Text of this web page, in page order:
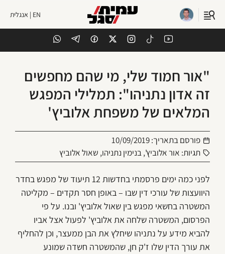
EN | אנגלית
"אור חמוד שלי, מי שהם מחפשים
זה אדון נתניהו": תמלילי המפגש
המלאים של משפחת אלוביץ'
פורסם בתאריך:10/09/2019
תגיות: אור אלוביץ',בנימין נתניהו, שאול אלוביץ
לפני כמה ימים פרסמתי בחדשות 12 תיעוד של מפגש בחדר
היוועצות של עורכי דין שבו – באופן חסר תקדים – מקליטה
המשטרה בחשאי מפגש בין שאול אלוביץ' ובנו. על פי
הפרסום, המשטרה שלחה את אלוביץ' לפעול אצל אביו
להביא מידע על נתניהו שיחלץ את הבן ממעצר, וכן להחליף
את עורך הדין שלו ז'ק חן, שהמשטרה חשדה שמונע